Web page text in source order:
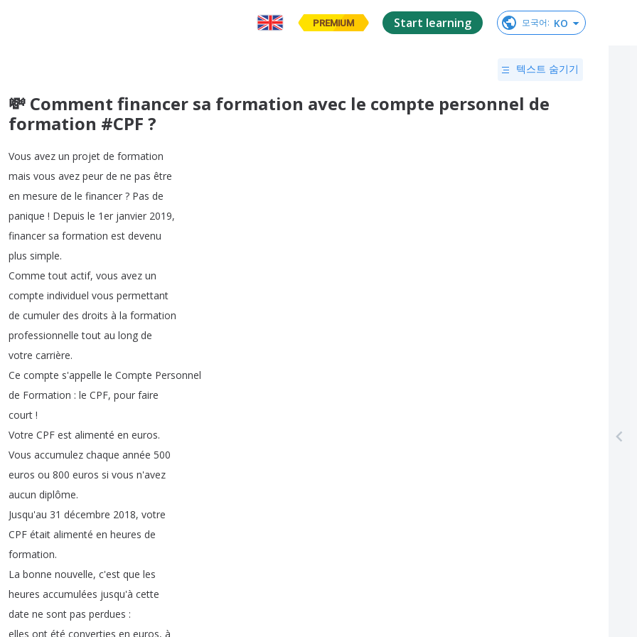
PREMIUM Start learning 모국어: KO
텍스트 숨기기
💸 Comment financer sa formation avec le compte personnel de
formation #CPF ?
Vous avez un projet de formation
mais vous avez peur de ne pas être
en mesure de le financer ? Pas de
panique ! Depuis le 1er janvier 2019,
financer sa formation est devenu
plus simple.
Comme tout actif, vous avez un
compte individuel vous permettant
de cumuler des droits à la formation
professionnelle tout au long de
votre carrière.
Ce compte s'appelle le Compte Personnel
de Formation : le CPF, pour faire
court !
Votre CPF est alimenté en euros.
Vous accumulez chaque année 500
euros ou 800 euros si vous n'avez
aucun diplôme.
Jusqu'au 31 décembre 2018, votre
CPF était alimenté en heures de
formation.
La bonne nouvelle, c'est que les
heures accumulées jusqu'à cette
date ne sont pas perdues :
elles ont été converties en euros, à